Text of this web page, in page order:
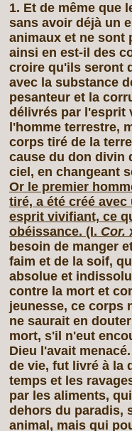
1. Et de même que
sans avoir déjà un
animaux et ne sont
ainsi en est‑il des
croire qu'ils seront
avec la substance
pesanteur et la
délivrés par l'esprit
l'homme terrestre,
corps tiré de la
cause du don divin
ciel, en changeant
Or le premier
tiré, a été créé
esprit vivifiant, ce
obéissance. (I. Cor.
besoin de manger
faim et de la soif,
absolue et
contre la mort et
jeunesse, ce corps
ne saurait en
mort, s'il n'eut
Dieu l'avait
de vie, fut livré à la
temps et les
par les aliments,
dehors du paradis,
animal, mais qui